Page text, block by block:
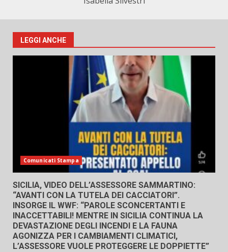
LEGGI ANCHE
Comunicati Stampa
SICILIA, VIDEO DELL’ASSESSORE SAMMARTINO:
“AVANTI CON LA TUTELA DEI CACCIATORI”.
INSORGE IL WWF: “PAROLE SCONCERTANTI E
INACCETTABILI! MENTRE IN SICILIA CONTINUA LA
DEVASTAZIONE DEGLI INCENDI E LA FAUNA
AGONIZZA PER I CAMBIAMENTI CLIMATICI,
L’ASSESSORE VUOLE PROTEGGERE LE DOPPIETTE”